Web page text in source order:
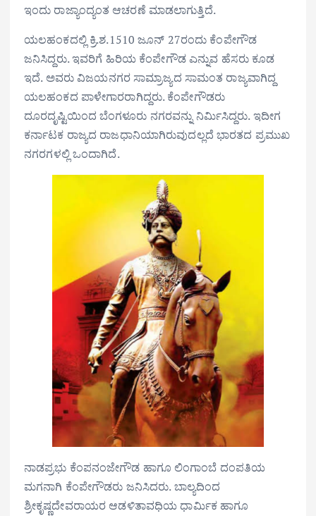
ಇಂದು ರಾಜ್ಯಾಂದ್ಯಂತ ಆಚರಣೆ ಮಾಡಲಾಗುತ್ತಿದೆ.
ಯಲಹಂಕದಲ್ಲಿ ಕ್ರಿ.ಶ.1510 ಜೂನ್ 27ರಂದು ಕೆಂಪೇಗೌಡ
ಜನಿಸಿದ್ದರು. ಇವರಿಗೆ ಹಿರಿಯ ಕೆಂಪೇಗೌಡ ಎನ್ನುವ ಹೆಸರು ಕೂಡ
ಇದೆ. ಅವರು ವಿಜಯನಗರ ಸಾಮ್ರಾಜ್ಯದ ಸಾಮಂತ ರಾಜ್ಯವಾಗಿದ್ದ
ಯಲಹಂಕದ ಪಾಳೇಗಾರರಾಗಿದ್ದರು. ಕೆಂಪೇಗೌಡರು
ದೂರದೃಷ್ಟಿಯಿಂದ ಬೆಂಗಳೂರು ನಗರವನ್ನು ನಿರ್ಮಿಸಿದ್ದರು. ಇದೀಗ
ಕರ್ನಾಟಕ ರಾಜ್ಯದ ರಾಜಧಾನಿಯಾಗಿರುವುದಲ್ಲದೆ ಭಾರತದ ಪ್ರಮುಖ
ನಗರಗಳಲ್ಲಿ ಒಂದಾಗಿದೆ.
ನಾಡಪ್ರಭು ಕೆಂಪನಂಜೇಗೌಡ ಹಾಗೂ ಲಿಂಗಾಂಬೆ ದಂಪತಿಯ
ಮಗನಾಗಿ ಕೆಂಪೇಗೌಡರು ಜನಿಸಿದರು. ಬಾಲ್ಯದಿಂದ
ಶ್ರೀಕೃಷ್ಣದೇವರಾಯರ ಆಡಳಿತಾವಧಿಯ ಧಾರ್ಮಿಕ ಹಾಗೂ